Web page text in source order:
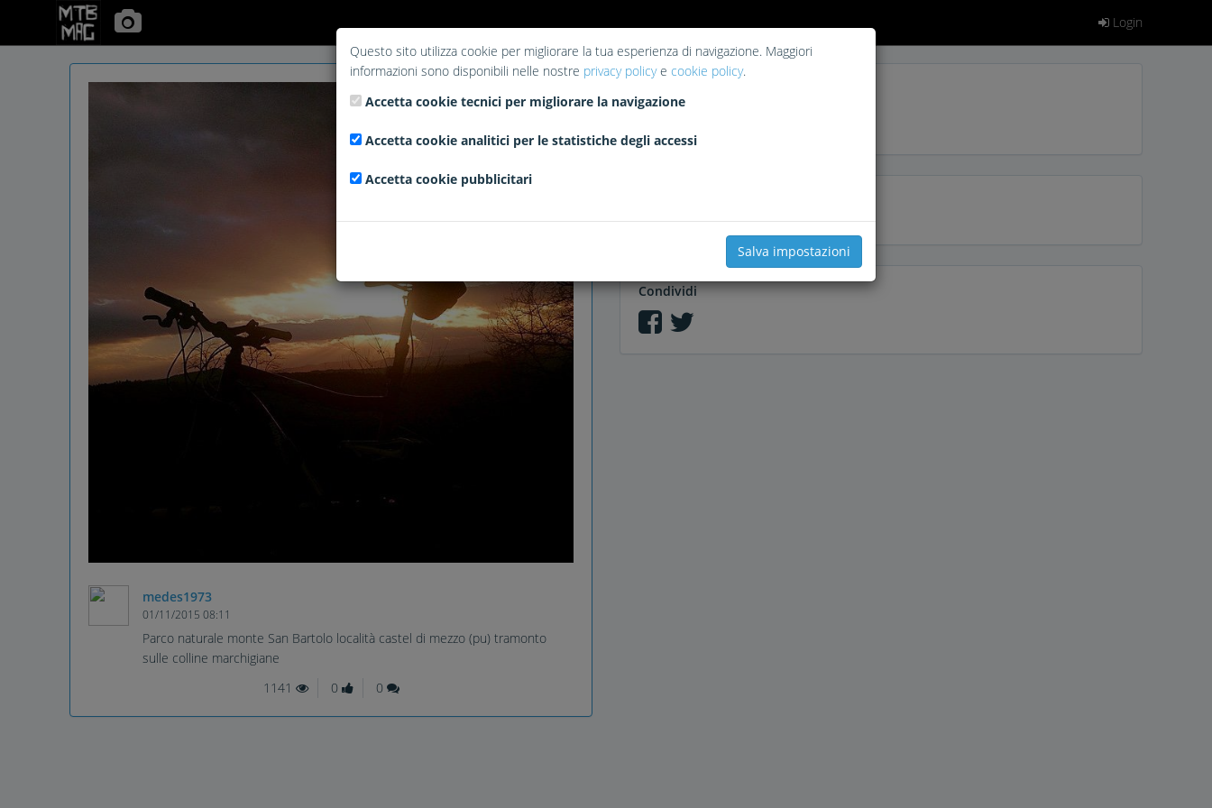
Login
medes1973
01/11/2015 08:11
Parco naturale monte San Bartolo località castel di mezzo (pu) tramonto
sulle colline marchigiane
1141
0 0
Condividi
Questo sito utilizza cookie per migliorare la tua esperienza di navigazione. Maggiori
informazioni sono disponibili nelle nostre privacy policye cookie policy.
Accetta cookie tecnici per migliorare la navigazione
Accetta cookie analitici per le statistiche degli accessi
Accetta cookie pubblicitari
Salva impostazioni